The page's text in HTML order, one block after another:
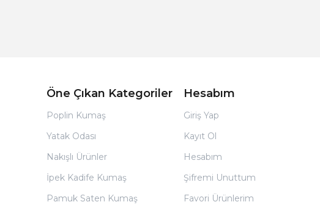
Öne Çıkan Kategoriler
Poplin Kumaş
Yatak Odası
Nakışlı Ürünler
İpek Kadife Kumaş
Pamuk Saten Kumaş
Hesabım
Giriş Yap
Kayıt Ol
Hesabım
Şifremi Unuttum
Favori Ürünlerim